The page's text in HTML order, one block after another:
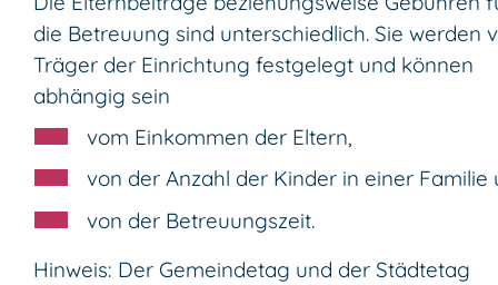
die Betreuung sind unterschiedlich. Sie werden
Träger der Einrichtung festgelegt und können
abhängig sein
vom Einkommen der Eltern,
von der Anzahl der Kinder in einer Familie
von der Betreuungszeit.
Hinweis: Der Gemeindetag und der Städtetag